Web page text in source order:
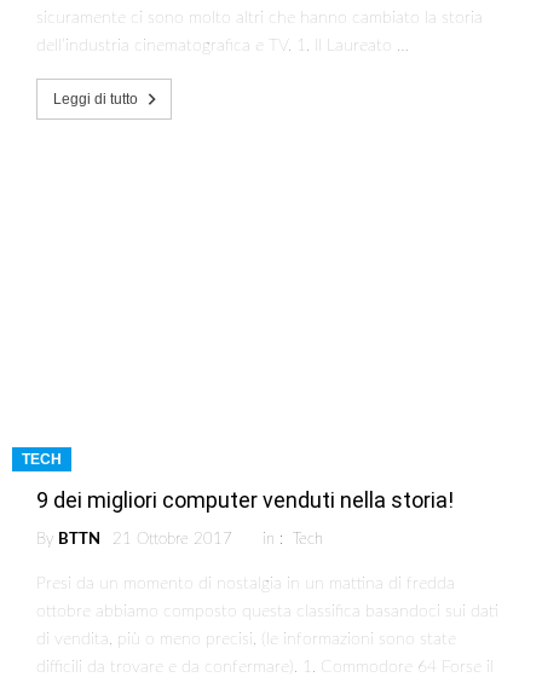
sicuramente ci sono molto altri che hanno cambiato la storia
dell’industria cinematografica e TV. 1. Il Laureato …
Leggi di tutto
TECH
9 dei migliori computer venduti nella storia!
By BTTN 21 Ottobre 2017 in : Tech
Presi da un momento di nostalgia in un mattina di fredda
ottobre abbiamo composto questa classifica basandoci sui dati
di vendita, più o meno precisi, (le informazioni sono state
difficili da trovare e da confermare). 1. Commodore 64 Forse il